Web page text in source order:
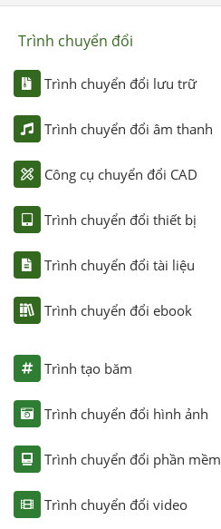
Trình chuyển đổi
Trình chuyển đổi lưu trữ
Trình chuyển đổi âm thanh
Công cụ chuyển đổi CAD
Trình chuyển đổi thiết bị
Trình chuyển đổi tài liệu
Trình chuyển đổi ebook
Trình tạo băm
Trình chuyển đổi hình ảnh
Trình chuyển đổi phần mềm
Trình chuyển đổi video